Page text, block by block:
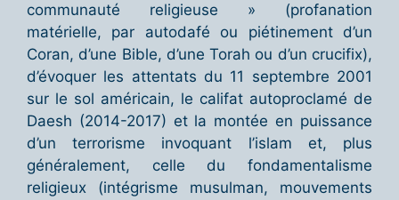
communauté religieuse » (profanation
matérielle, par autodafé ou piétinement d’un
Coran, d’une Bible, d’une Torah ou d’un crucifix),
d’évoquer les attentats du 11 septembre 2001
sur le sol américain, le califat autoproclamé de
Daesh (2014-2017) et la montée en puissance
d’un terrorisme invoquant l’islam et, plus
généralement, celle du fondamentalisme
religieux (intégrisme musulman, mouvements